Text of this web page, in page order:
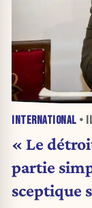
INTERNATIONAL •
« Le
partie
sceptique